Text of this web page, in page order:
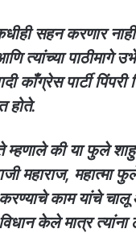
सहन करणार
त्यांच्या पाठीमागे
काँग्रेस पार्टी
होते.
म्हणाले की या फुले
महाराज,
करण्याचे काम यांचे
केले मात्र